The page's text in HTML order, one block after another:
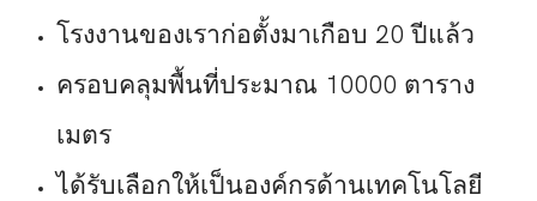
โรงงานของเราก่อตั้งมาเกือบ 20 ปีแล้ว
ครอบคลุมพื้นที่ประมาณ 10000 ตาราง
เมตร
ได้รับเลือกให้เป็นองค์กรด้านเทคโนโลยี